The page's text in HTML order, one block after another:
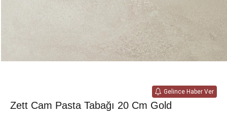
Gelince Haber Ver
Zett Cam Pasta Tabağı 20 Cm Gold